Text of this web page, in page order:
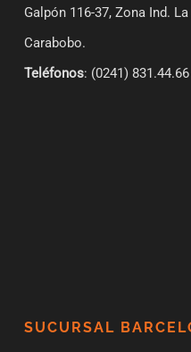
Galpón 116-37, Zona Ind.
Carabobo.
Teléfonos: (0241)
SUCURSAL